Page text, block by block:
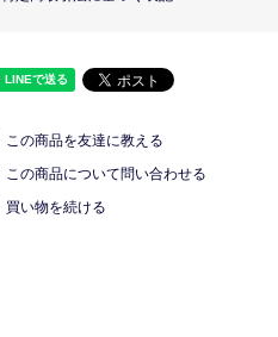
この商品を友達に教える
この商品について問い合わせる
買い物を続ける